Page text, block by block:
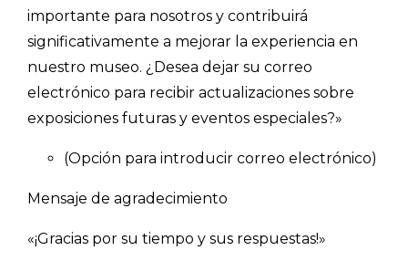
importante para nosotros y contribuirá
significativamente a mejorar la experiencia en
nuestro museo. ¿Desea dejar su correo
electrónico para recibir actualizaciones sobre
exposiciones futuras y eventos especiales?»
(Opción para introducir correo electrónico)
Mensaje de agradecimiento
«¡Gracias por su tiempo y sus respuestas!»